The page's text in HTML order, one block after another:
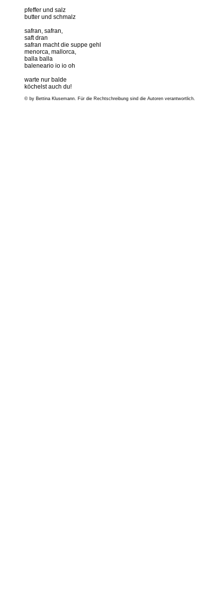
pfeffer und salz
butter und schmalz
safran, safran,
saft dran
safran macht die suppe gehl
menorca, mallorca,
balla balla
baleneario io io oh
warte nur balde
köchelst auch du!
© by Bettina Klusemann. Für die Rechtschreibung sind die Autoren verantwortlich.